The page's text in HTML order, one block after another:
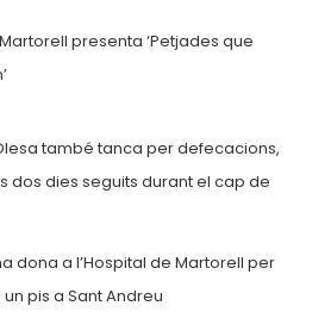
presenta ‘Petjades que
també tanca per defecacions,
dos dies seguits durant el cap de
dona a l’Hospital de Martorell per
pis a Sant Andreu